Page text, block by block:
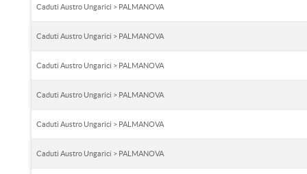
Caduti Austro Ungarici > PALMANOVA
Caduti Austro Ungarici > PALMANOVA
Caduti Austro Ungarici > PALMANOVA
Caduti Austro Ungarici > PALMANOVA
Caduti Austro Ungarici > PALMANOVA
Caduti Austro Ungarici > PALMANOVA